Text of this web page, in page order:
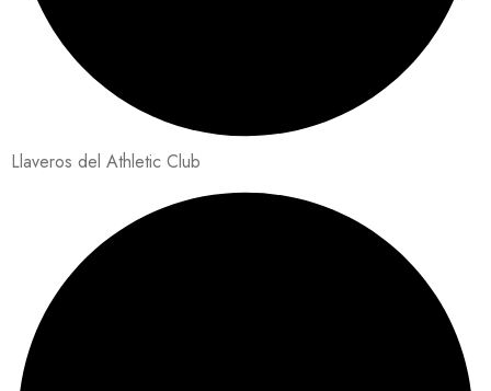
Llaveros del Athletic Club